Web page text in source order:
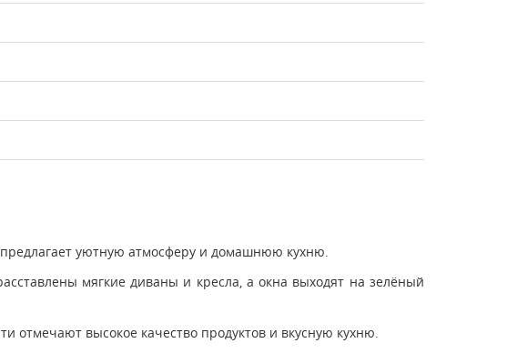
предлагает уютную атмосферу и домашнюю кухню.
мягкие диваны и кресла, а окна выходят на зелёный
отмечают высокое качество продуктов и вкусную кухню.